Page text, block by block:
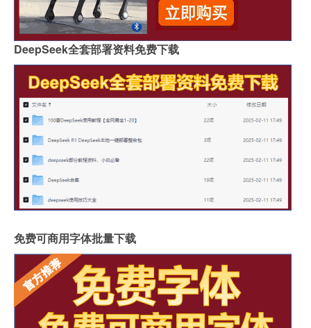
DeepSeek全套部署资料免费下载
免费可商用字体批量下载